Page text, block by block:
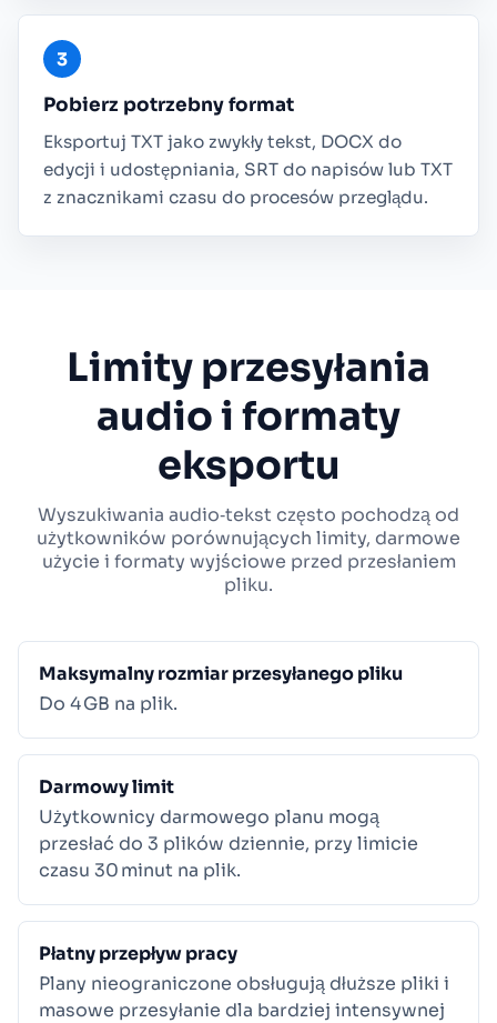
Pobierz potrzebny format
Eksportuj TXT jako zwykły tekst, DOCX do
edycji i udostępniania, SRT do napisów lub TXT
z znacznikami czasu do procesów przeglądu.
Limity przesyłania
audio i formaty
eksportu
Wyszukiwania audio‑tekst często pochodzą od
użytkowników porównujących limity, darmowe
użycie i formaty wyjściowe przed przesłaniem
pliku.
Maksymalny rozmiar przesyłanego pliku
Do 4 GB na plik.
Darmowy limit
Użytkownicy darmowego planu mogą
przesłać do 3 plików dziennie, przy limicie
czasu 30 minut na plik.
Płatny przepływ pracy
Plany nieograniczone obsługują dłuższe pliki i
masowe przesyłanie dla bardziej intensywnej